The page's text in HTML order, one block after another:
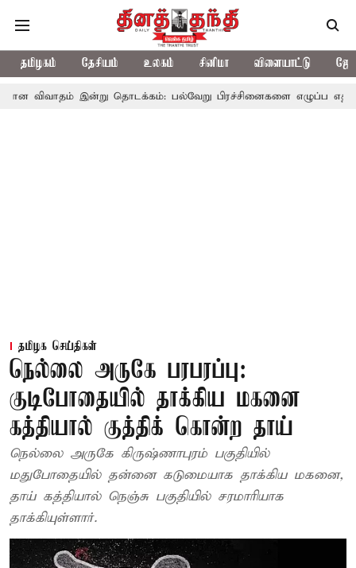
தமிழகம் தேசியம் உலகம் சினிமா விளையாட்டு
இன்று தொடக்கம்: பல்வேறு பிரச்சினைகளை எழுப்ப எதிர்க்கட்சிகள்
தமிழக செய்திகள்
நெல்லை அருகே பரபரப்பு:
குடிபோதையில் தாக்கிய மகனை
கத்தியால் குத்திக் கொன்ற தாய்
நெல்லை அருகே கிருஷ்ணாபுரம் பகுதியில்
மதுபோதையில் தன்னை கடுமையாக தாக்கிய மகனை,
தாய் கத்தியால் நெஞ்சு பகுதியில் சரமாரியாக
தாக்கியுள்ளார்.